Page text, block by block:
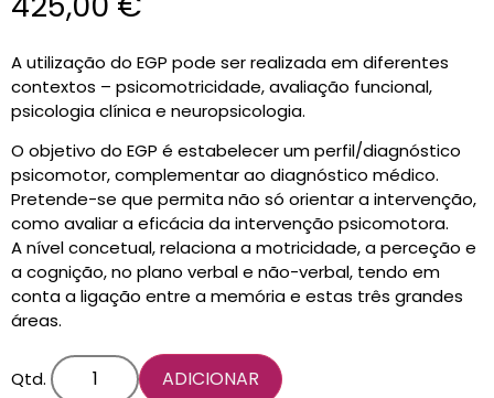
Catálogos
CARRINHO
0 items
A utilização do EGP pode ser realizada em diferentes
contextos – psicomotricidade, avaliação funcional,
psicologia clínica e neuropsicologia.
O objetivo do EGP é estabelecer um perfil/diagnóstico
psicomotor, complementar ao diagnóstico médico.
Pretende-se que permita não só orientar a intervenção,
como avaliar a eficácia da intervenção psicomotora.
A nível concetual, relaciona a motricidade, a perceção e
a cognição, no plano verbal e não-verbal, tendo em
conta a ligação entre a memória e estas três grandes
áreas.
Qtd. ADICIONAR